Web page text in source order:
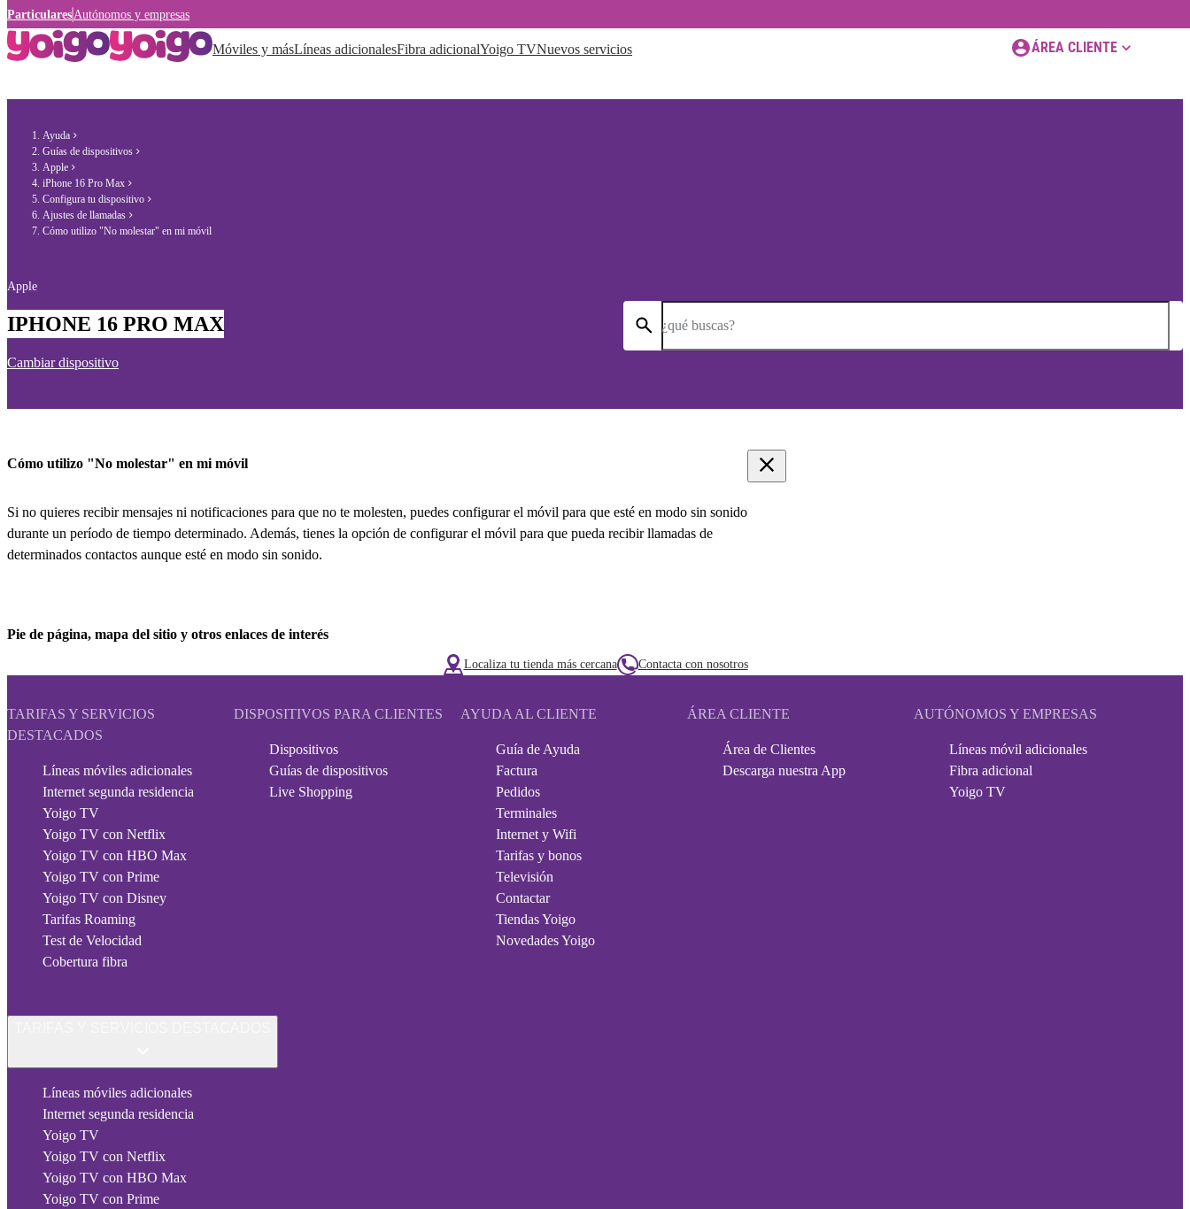
Particulares Autónomos y empresas
Móviles y másLíneas adicionalesFibra adicionalYoigo TVNuevos servicios ÁREA CLIENTE
Ayuda
Guías de dispositivos
Apple
iPhone 16 Pro Max
Configura tu dispositivo
Ajustes de llamadas
Cómo utilizo "No molestar" en mi móvil
Apple
IPHONE 16 PRO MAX
Cambiar dispositivo
¿qué buscas?
Cómo utilizo "No molestar" en mi móvil
Si no quieres recibir mensajes ni notificaciones para que no te molesten, puedes configurar el móvil para que esté en modo sin sonido
durante un período de tiempo determinado. Además, tienes la opción de configurar el móvil para que pueda recibir llamadas de
determinados contactos aunque esté en modo sin sonido.
Pie de página, mapa del sitio y otros enlaces de interés
Localiza tu tienda más cercana Contacta con nosotros
TARIFAS Y SERVICIOS
DESTACADOS
Líneas móviles adicionales
Internet segunda residencia
Yoigo TV
Yoigo TV con Netflix
Yoigo TV con HBO Max
Yoigo TV con Prime
Yoigo TV con Disney
Tarifas Roaming
Test de Velocidad
Cobertura fibra
DISPOSITIVOS PARA CLIENTES
Dispositivos
Guías de dispositivos
Live Shopping
AYUDA AL CLIENTE
Guía de Ayuda
Factura
Pedidos
Terminales
Internet y Wifi
Tarifas y bonos
Televisión
Contactar
Tiendas Yoigo
Novedades Yoigo
ÁREA CLIENTE
Área de Clientes
Descarga nuestra App
AUTÓNOMOS Y EMPRESAS
Líneas móvil adicionales
Fibra adicional
Yoigo TV
Líneas móviles adicionales
Internet segunda residencia
Yoigo TV
Yoigo TV con Netflix
Yoigo TV con HBO Max
Yoigo TV con Prime